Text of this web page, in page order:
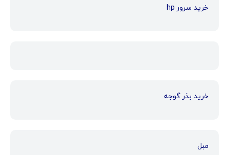
خرید سرور hp
خرید بذر گوجه
مبل